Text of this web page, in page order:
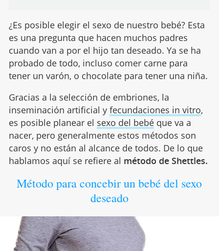
¿Es posible elegir el sexo de nuestro bebé? Esta
es una pregunta que hacen muchos padres
cuando van a por el hijo tan deseado. Ya se ha
probado de todo, incluso comer carne para
tener un varón, o chocolate para tener una niña.
Gracias a la selección de embriones, la
inseminación artificial y fecundaciones in vitro,
es posible planear el sexo del bebéque va a
nacer, pero generalmente estos métodos son
caros y no están al alcance de todos. De lo que
hablamos aquí se refiere al método de Shettles.
Método para concebir un bebé del sexo
deseado